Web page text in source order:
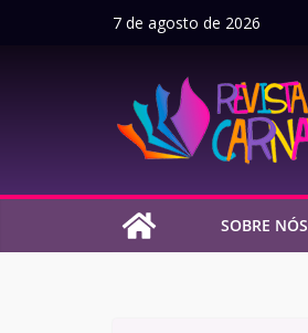
7 de agosto de 2026
SOBRE NÓS